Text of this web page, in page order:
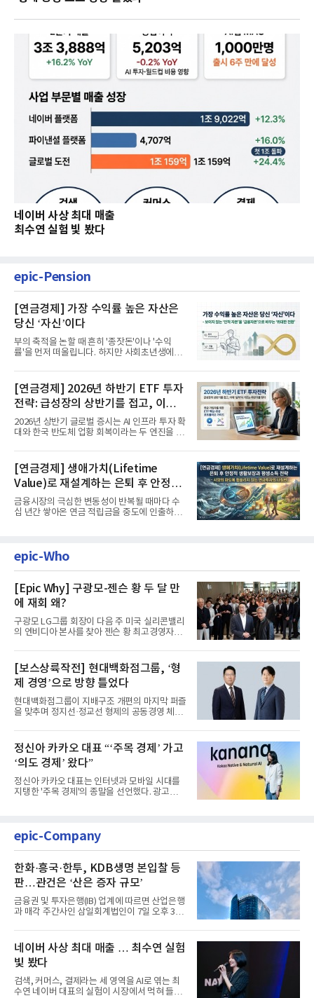
네이버 사상 최대 매출
최수연 실험 빛 봤다
epic-Pension
[연금경제] 가장 수익률 높은 자산은
당신 ‘자신’이다
부의 축적을 논할 때 흔히 '종잣돈'이나 '수익
률'을 먼저 떠올립니다. 하지만 사회초년생에게
[연금경제] 2026년 하반기 ETF 투자
전략: 급성장의 상반기를 접고, 이제
'실적'이 가르는 하반기를 맞다
2026년 상반기 글로벌 증시는 AI 인프라 투자 확
대와 한국 반도체 업황 회복이라는 두 엔진을 달
[연금경제] 생애가치(Lifetime
Value)로 재설계하는 은퇴 후 안정적
생활보장과 평생소득 전략
금융시장의 극심한 변동성이 반복될 때마다 수
십 년간 쌓아온 연금 적립금을 중도에 인출하거
epic-Who
[Epic Why] 구광모-젠슨 황 두 달 만
에 재회 왜?
구광모 LG그룹 회장이 다음 주 미국 실리콘밸리
의 엔비디아 본사를 찾아 젠슨 황 최고경영자
[보스상륙작전] 현대백화점그룹, ‘형
제 경영’으로 방향 틀었다
현대백화점그룹이 지배구조 개편의 마지막 퍼즐
을 맞추며 정지선·정교선 형제의 공동경영 체제
정신아 카카오 대표 “‘주목 경제’ 가고
‘의도 경제’ 왔다”
정신아 카카오 대표는 인터넷과 모바일 시대를
지탱한 '주목 경제'의 종말을 선언했다. 광고를
epic-Company
한화·흥국·한투, KDB생명 본입찰 등
판…관건은 ‘산은 증자 규모’
금융권 및 투자은행(IB) 업계에 따르면 산업은행
과 매각 주간사인 삼일회계법인이 7일 오후 3시
네이버 사상 최대 매출 … 최수연 실험
빛 봤다
검색, 커머스, 결제라는 세 영역을 AI로 엮는 최
수연 네이버 대표의 실험이 시장에서 먹혀 들어